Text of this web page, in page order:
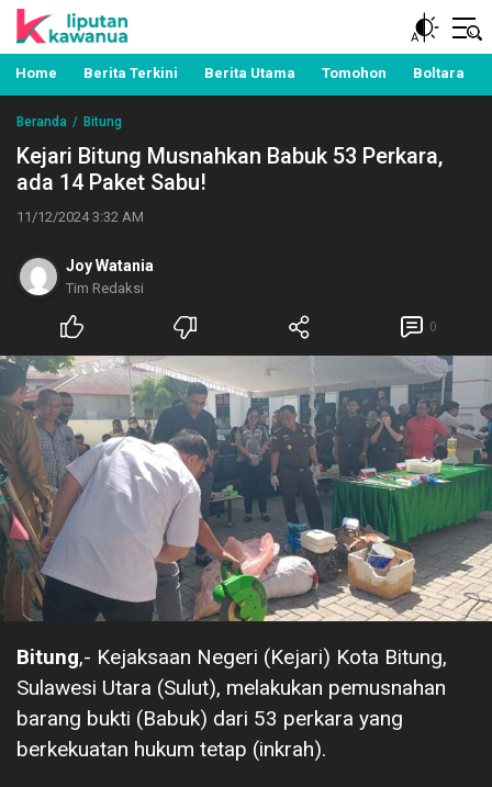
Liputan Kawanua
Berita Manado, Sulawesi Utara, Kawanua, Politik,
Pemerintahan, Hukum Kriminal dan Nasional
Home Berita Terkini Berita Utama Tomohon Boltara
Beranda Bitung
Kejari Bitung Musnahkan Babuk 53 Perkara,
ada 14 Paket Sabu!
11/12/2024 3:32 AM
Joy Watania
Tim Redaksi
0
Bitung,- Kejaksaan Negeri (Kejari) Kota Bitung,
Sulawesi Utara (Sulut), melakukan pemusnahan
barang bukti (Babuk) dari 53 perkara yang
berkekuatan hukum tetap (inkrah).